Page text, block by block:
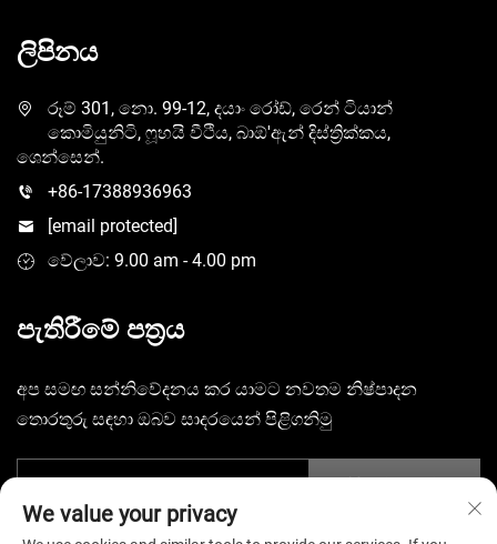
ලිපිනය
රූම් 301, නො. 99-12, දයාං රෝඩ්, රෙන් ටියාන්
කොමියුනිටි, ෆූහයි වීථිය, බාඕ'ඇන් දිස්ත්‍රික්කය,
ශෙන්සෙන්.
+86-17388936963
[email protected]
වේලාව: 9.00 am - 4.00 pm
පැතිරීමේ පත්‍රය
අප සමඟ සන්නිවේදනය කර යාමට නවතම නිෂ්පාදන
තොරතුරු සඳහා ඔබව සාදරයෙන් පිළිගනිමු
We value your privacy